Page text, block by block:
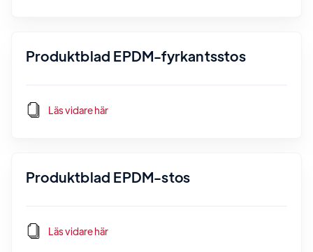
Produktblad EPDM-fyrkantsstos
Läs vidare här
Produktblad EPDM-stos
Läs vidare här